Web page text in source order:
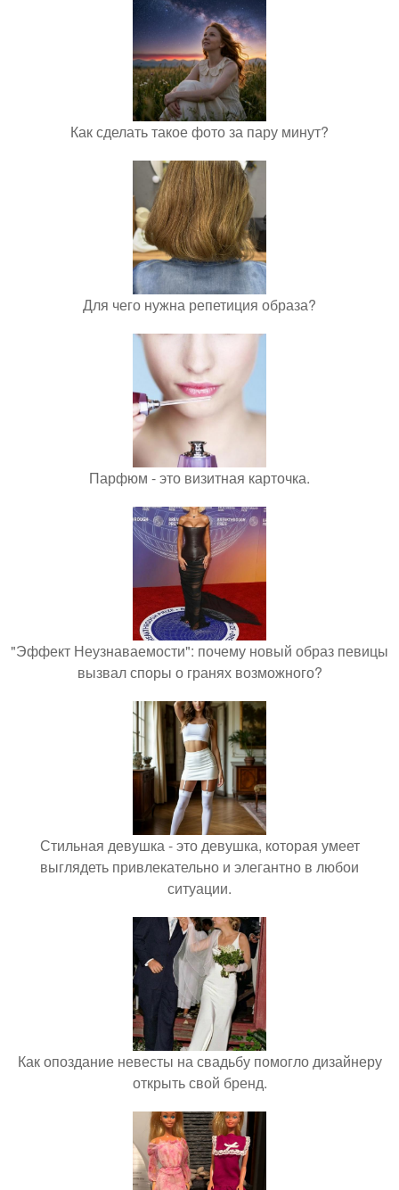
Как сделать такое фото за пару минут?
Для чего нужна репетиция образа?
Парфюм - это визитная карточка.
"Эффект Неузнаваемости": почему новый образ певицы
вызвал споры о гранях возможного?
Стильная девушка - это девушка, которая умеет
выглядеть привлекательно и элегантно в любои
ситуации.
Как опоздание невесты на свадьбу помогло дизайнеру
открыть свой бренд.